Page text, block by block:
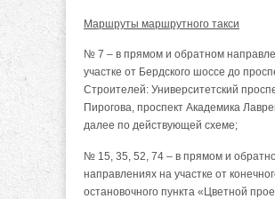
Маршруты маршрутного такси
№ 7 – в прямом и обратном
участке от Бердского шоссе до
Строителей: Университетский
Пирогова, проспект Академика
далее по действующей схеме;
№ 15, 35, 52, 74 – в прямом и
направлениях на участке от
остановочного пункта «Цветной